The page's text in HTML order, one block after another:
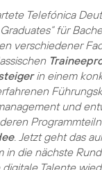
Telefónica
für
verschiedener
in einem
und
. Jetzt geht das
in die nächste
Talente